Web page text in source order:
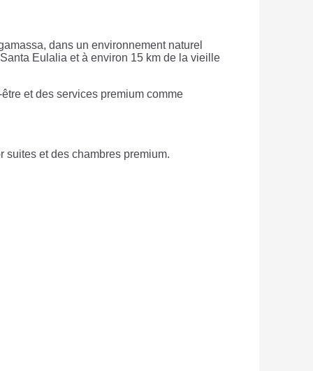
dans un environnement naturel
Eulalia et à environ 15 km de la vieille
et des services premium comme
suites et des chambres premium.